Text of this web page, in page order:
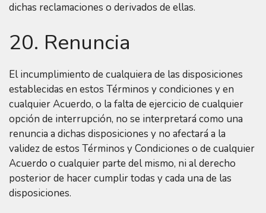
dichas reclamaciones o derivados de ellas.
20. Renuncia
El incumplimiento de cualquiera de las disposiciones
establecidas en estos Términos y condiciones y en
cualquier Acuerdo, o la falta de ejercicio de cualquier
opción de interrupción, no se interpretará como una
renuncia a dichas disposiciones y no afectará a la
validez de estos Términos y Condiciones o de cualquier
Acuerdo o cualquier parte del mismo, ni al derecho
posterior de hacer cumplir todas y cada una de las
disposiciones.